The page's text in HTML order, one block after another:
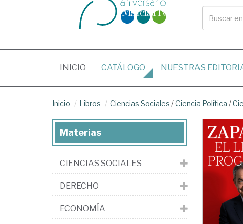
INICIO (CURRENT)
CATÁLOGO NUESTRAS
Inicio Libros Ciencias Sociales /Ciencia Política /
Materias
CIENCIAS SOCIALES
DERECHO
ECONOMÍA